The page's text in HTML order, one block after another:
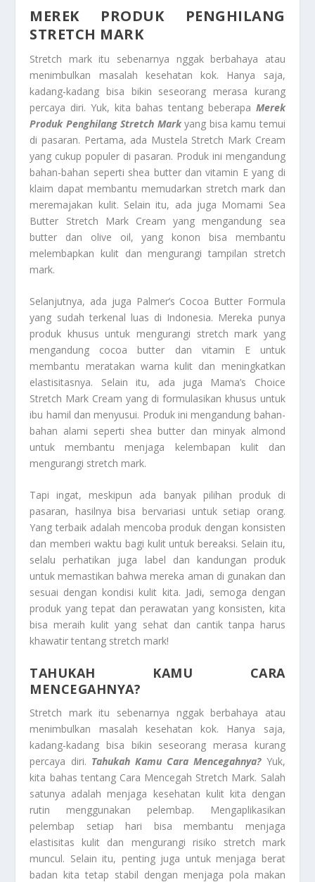
MEREK PRODUK PENGHILANG
STRETCH MARK
Stretch mark itu sebenarnya nggak berbahaya atau
menimbulkan masalah kesehatan kok. Hanya saja,
kadang-kadang bisa bikin seseorang merasa kurang
percaya diri. Yuk, kita bahas tentang beberapa Merek
Produk Penghilang Stretch Markyang bisa kamu temui
di pasaran. Pertama, ada Mustela Stretch Mark Cream
yang cukup populer di pasaran. Produk ini mengandung
bahan-bahan seperti shea butter dan vitamin E yang di
klaim dapat membantu memudarkan stretch mark dan
meremajakan kulit. Selain itu, ada juga Momami Sea
Butter Stretch Mark Cream yang mengandung sea
butter dan olive oil, yang konon bisa membantu
melembapkan kulit dan mengurangi tampilan stretch
mark.
Selanjutnya, ada juga Palmer’s Cocoa Butter Formula
yang sudah terkenal luas di Indonesia. Mereka punya
produk khusus untuk mengurangi stretch mark yang
mengandung cocoa butter dan vitamin E untuk
membantu meratakan warna kulit dan meningkatkan
elastisitasnya. Selain itu, ada juga Mama’s Choice
Stretch Mark Cream yang di formulasikan khusus untuk
ibu hamil dan menyusui. Produk ini mengandung bahan-
bahan alami seperti shea butter dan minyak almond
untuk membantu menjaga kelembapan kulit dan
mengurangi stretch mark.
Tapi ingat, meskipun ada banyak pilihan produk di
pasaran, hasilnya bisa bervariasi untuk setiap orang.
Yang terbaik adalah mencoba produk dengan konsisten
dan memberi waktu bagi kulit untuk bereaksi. Selain itu,
selalu perhatikan juga label dan kandungan produk
untuk memastikan bahwa mereka aman di gunakan dan
sesuai dengan kondisi kulit kita. Jadi, semoga dengan
produk yang tepat dan perawatan yang konsisten, kita
bisa meraih kulit yang sehat dan cantik tanpa harus
khawatir tentang stretch mark!
TAHUKAH KAMU CARA
MENCEGAHNYA?
Stretch mark itu sebenarnya nggak berbahaya atau
menimbulkan masalah kesehatan kok. Hanya saja,
kadang-kadang bisa bikin seseorang merasa kurang
percaya diri. Tahukah Kamu Cara Mencegahnya?Yuk,
kita bahas tentang Cara Mencegah Stretch Mark. Salah
satunya adalah menjaga kesehatan kulit kita dengan
rutin menggunakan pelembap. Mengaplikasikan
pelembap setiap hari bisa membantu menjaga
elastisitas kulit dan mengurangi risiko stretch mark
muncul. Selain itu, penting juga untuk menjaga berat
badan kita tetap stabil dengan menjaga pola makan